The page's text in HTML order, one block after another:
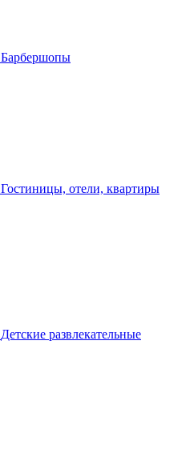
Барбершопы
Гостиницы, отели, квартиры
Детские развлекательные